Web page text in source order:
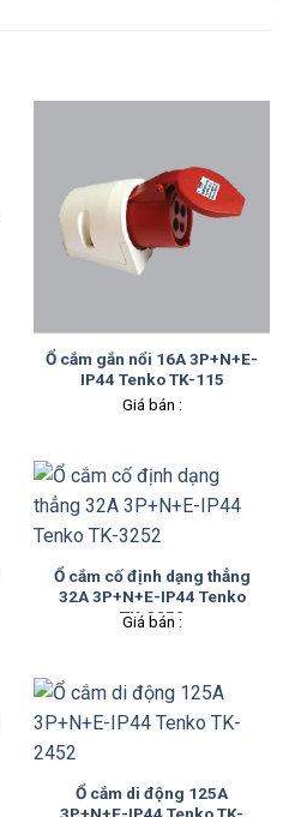
Ổ cắm gắn nổi 16A 3P+N+E-
IP44 Tenko TK-115
Giá bán :
Ổ cắm cố định dạng thẳng
32A 3P+N+E-IP44 Tenko
TK-3252
Giá bán :
Ổ cắm di động 125A